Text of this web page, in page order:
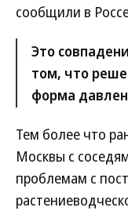
сообщили в
Это
том, что
форма
Тем более что
Москвы с
проблемам с